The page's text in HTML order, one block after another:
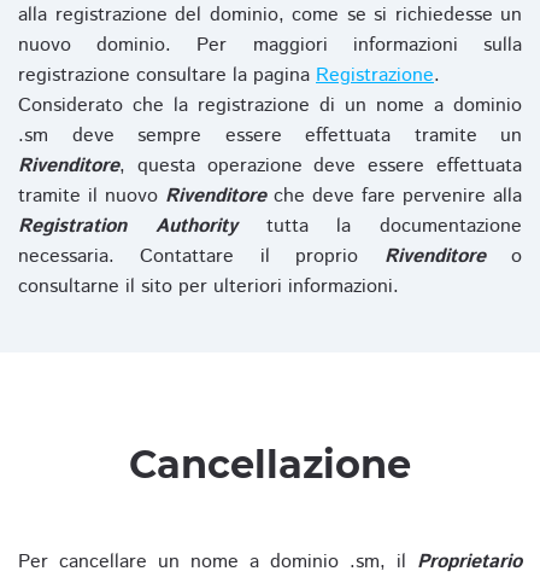
alla registrazione del dominio, come se si richiedesse un
nuovo dominio. Per maggiori informazioni sulla
registrazione consultare la pagina Registrazione.
Considerato che la registrazione di un nome a dominio
.sm deve sempre essere effettuata tramite un
Rivenditore, questa operazione deve essere effettuata
tramite il nuovo Rivenditoreche deve fare pervenire alla
Registration Authoritytutta la documentazione
necessaria. Contattare il proprio Rivenditoreo
consultarne il sito per ulteriori informazioni.
Cancellazione
Per cancellare un nome a dominio .sm, il Proprietario